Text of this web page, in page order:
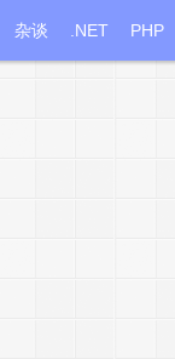
杂谈 .NET PHP